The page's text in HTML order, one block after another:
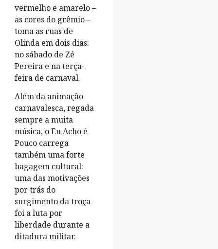
vermelho e amarelo –
as cores do grêmio –
toma as ruas de
Olinda em dois dias:
no sábado de Zé
Pereira e na terça-
feira de carnaval.
Além da animação
carnavalesca, regada
sempre a muita
música, o Eu Acho é
Pouco carrega
também uma forte
bagagem cultural:
uma das motivações
por trás do
surgimento da troça
foi a luta por
liberdade durante a
ditadura militar.